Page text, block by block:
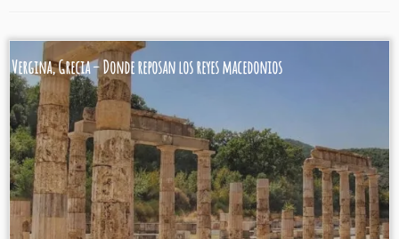
Vergina, Grecia – Donde reposan los reyes macedonios